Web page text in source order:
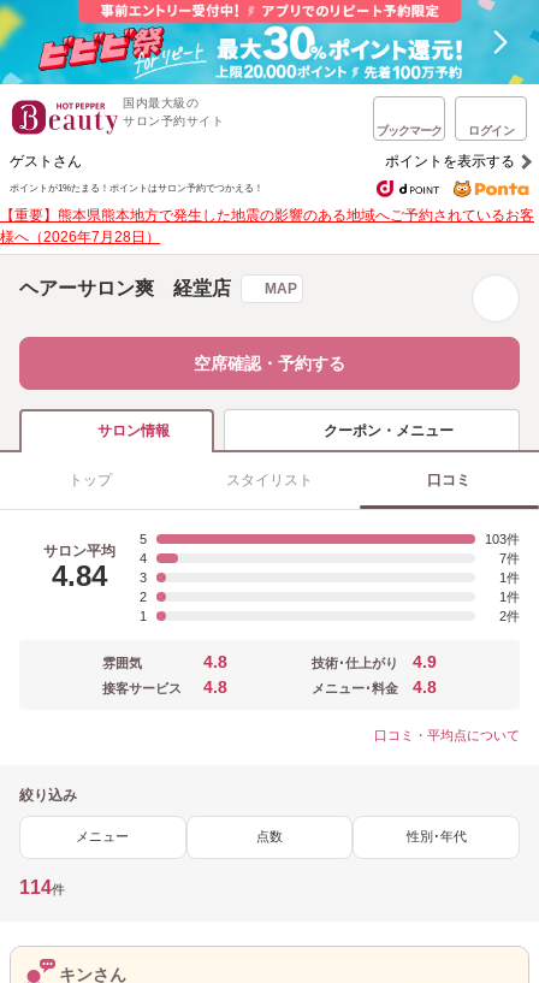
国内最大級の
サロン予約サイト
ブックマーク ログイン
ゲストさん ポイントを表示する
ポイントが1%たまる！ ポイントはサロン予約でつかえる！
【重要】熊本県熊本地方で発生した地震の影響のある地域へご予約されているお客
様へ（2026年7月28日）
ヘアーサロン爽 経堂店 MAP
空席確認・予約する
サロン情報 クーポン・メニュー
トップ スタイリスト 口コミ
サロン平均
4.84
5
103
4
7
3
1
2
1
1
2
雰囲気 4.8
接客サービス 4.8
技術･仕上がり 4.9
メニュー･料金 4.8
口コミ・平均点について
絞り込み
メニュー 点数 性別･年代
114件
キンさん